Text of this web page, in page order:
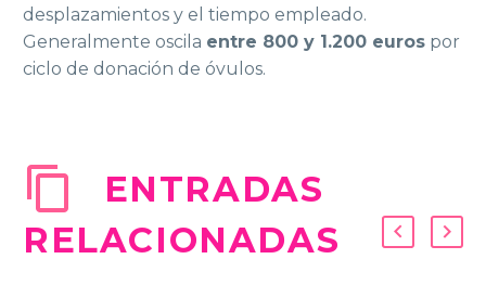
desplazamientos y el tiempo empleado.
Generalmente oscila entre 800 y 1.200 euros por
ciclo de donación de óvulos.
ENTRADAS
RELACIONADAS